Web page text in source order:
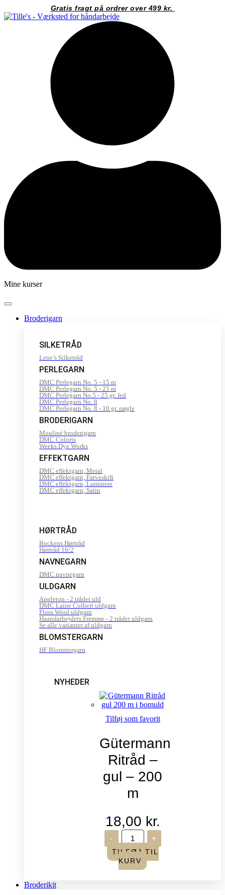
til
Gratis fragt på ordrer over 499 kr.
Mine kurser
Broderigarn
SILKETRÅD
Lene’s Silketråd
PERLEGARN
DMC Perlegarn No. 5 - 15 m
DMC Perlegarn No. 5 - 25 m
DMC Perlegarn No.5 - 25 gr. fed
DMC Perlegarn No. 8
DMC Perlegarn No. 8 - 10 gr. nøgle
BRODERIGARN
Mouliné broderigarn
DMC Coloris
Weeks Dye Works
EFFEKTGARN
DMC effektgarn, Metal
DMC effektgarn, Farveskift
DMC effektgarn, Luminere
DMC effektgarn, Satin
HØRTRÅD
Bockens Hørtråd
Hørtråd 16/2
NAVNEGARN
DMC navnegarn
ULDGARN
Appleton - 2 trådet uld
DMC Laine Colbert uldgarn
Flora Wool uldgarn
Haandarbejdets Fremme - 2 trådet uldgarn
Se alle varianter af uldgarn
BLOMSTERGARN
HF Blomstergarn
NYHEDER
Tilføj som favorit
Gütermann
Ritråd –
gul – 200
m
18,00 kr.
-
Gütermann
Ritråd
-
gul
-
+
TILFØJ TIL
KURV
Broderikit